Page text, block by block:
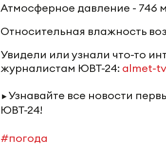
Атмосферное давление - 746
Относительная влажность
Увидели или узнали что-то
журналистам ЮВТ-24: almet-
► Узнавайте все новости
ЮВТ-24!
#погода